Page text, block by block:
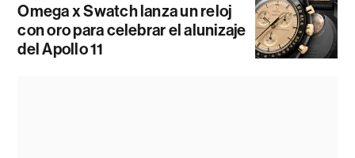
Omega x Swatch lanza un reloj
con oro para celebrar el alunizaje
del Apollo 11